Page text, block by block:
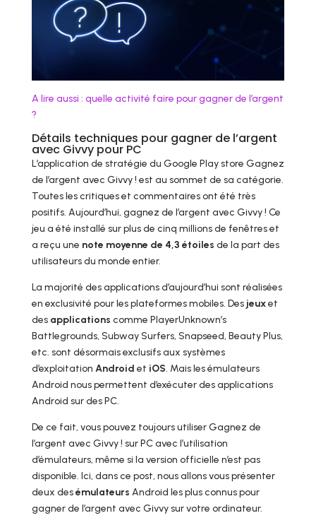
A lire aussi : quelle activité faire pour gagner de l’argent
?
Détails techniques pour gagner de l’argent
avec Givvy pour PC
L’application de stratégie du Google Play store Gagnez
de l’argent avec Givvy ! est au sommet de sa catégorie.
Toutes les critiques et commentaires ont été très
positifs. Aujourd’hui, gagnez de l’argent avec Givvy ! Ce
jeu a été installé sur plus de cinq millions de fenêtres et
a reçu une note moyenne de 4,3 étoiles de la part des
utilisateurs du monde entier.
La majorité des applications d’aujourd’hui sont réalisées
en exclusivité pour les plateformes mobiles. Des jeuxet
des applications comme PlayerUnknown’s
Battlegrounds, Subway Surfers, Snapseed, Beauty Plus,
etc. sont désormais exclusifs aux systèmes
d’exploitation Android et iOS. Mais les émulateurs
Android nous permettent d’exécuter des applications
Android sur des PC.
De ce fait, vous pouvez toujours utiliser Gagnez de
l’argent avec Givvy ! sur PC avec l’utilisation
d’émulateurs, même si la version officielle n’est pas
disponible. Ici, dans ce post, nous allons vous présenter
deux desémulateurs Android les plus connus pour
gagner de l’argent avec Givvy sur votre ordinateur.